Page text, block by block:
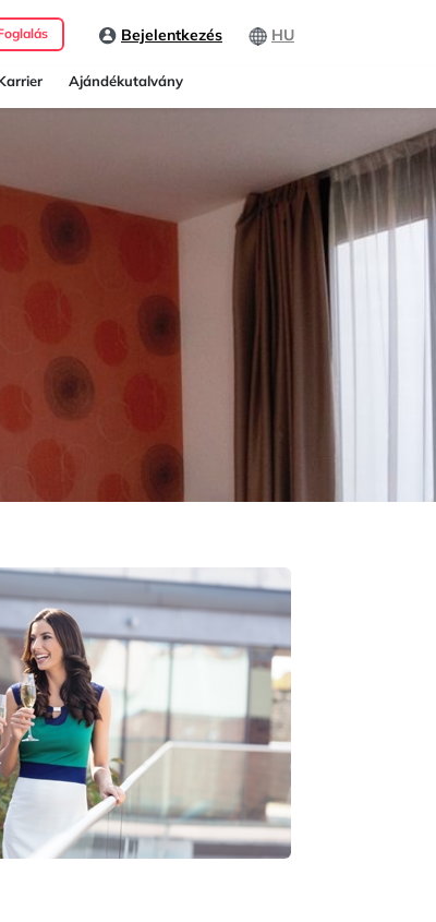
Bejelentkezés HU
Ajándékutalvány